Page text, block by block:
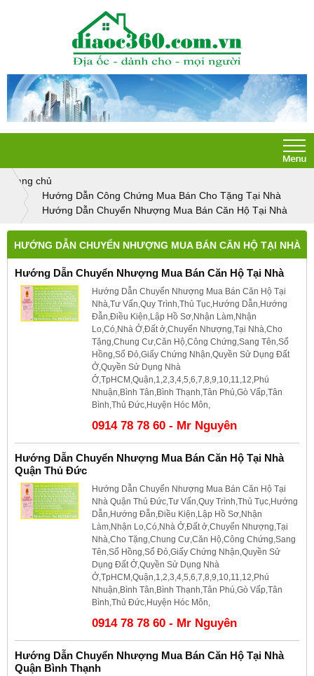
Trang chủ
Hướng Dẫn Công Chứng Mua Bán Cho Tặng Tại Nhà
Hướng Dẫn Chuyển Nhượng Mua Bán Căn Hộ Tại Nhà
HƯỚNG DẪN CHUYỂN NHƯỢNG MUA BÁN CĂN HỘ TẠI NHÀ
Hướng Dẫn Chuyển Nhượng Mua Bán Căn Hộ Tại Nhà
Hướng Dẫn Chuyển Nhượng Mua Bán Căn Hộ Tại
Nhà,Tư Vấn,Quy Trình,Thủ Tục,Hướng Dẫn,Hướng
Đẫn,Điều Kiện,Lập Hồ Sơ,Nhận Làm,Nhận
Lo,Có,Nhà Ở,Đất ở,Chuyển Nhượng,Tại Nhà,Cho
Tặng,Chung Cư,Căn Hộ,Công Chứng,Sang Tên,Sổ
Hồng,Sổ Đỏ,Giấy Chứng Nhận,Quyền Sử Dụng Đất
Ở,Quyền Sử Dụng Nhà
Ở,TpHCM,Quận,1,2,3,4,5,6,7,8,9,10,11,12,Phú
Nhuận,Bình Tân,Bình Thạnh,Tân Phú,Gò Vấp,Tân
Bình,Thủ Đức,Huyện Hóc Môn,
0914 78 78 60 - Mr Nguyên
Hướng Dẫn Chuyển Nhượng Mua Bán Căn Hộ Tại Nhà
Quận Thủ Đức
Hướng Dẫn Chuyển Nhượng Mua Bán Căn Hộ Tại
Nhà Quận Thủ Đức,Tư Vấn,Quy Trình,Thủ Tục,Hướng
Dẫn,Hướng Đẫn,Điều Kiện,Lập Hồ Sơ,Nhận
Làm,Nhận Lo,Có,Nhà Ở,Đất ở,Chuyển Nhượng,Tại
Nhà,Cho Tặng,Chung Cư,Căn Hộ,Công Chứng,Sang
Tên,Sổ Hồng,Sổ Đỏ,Giấy Chứng Nhận,Quyền Sử
Dụng Đất Ở,Quyền Sử Dụng Nhà
Ở,TpHCM,Quận,1,2,3,4,5,6,7,8,9,10,11,12,Phú
Nhuận,Bình Tân,Bình Thạnh,Tân Phú,Gò Vấp,Tân
Bình,Thủ Đức,Huyện Hóc Môn,
0914 78 78 60 - Mr Nguyên
Hướng Dẫn Chuyển Nhượng Mua Bán Căn Hộ Tại Nhà
Quận Bình Thạnh